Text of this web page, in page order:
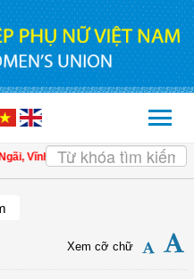
sơ kết công tác Hội và phong
Xem cỡ chữ